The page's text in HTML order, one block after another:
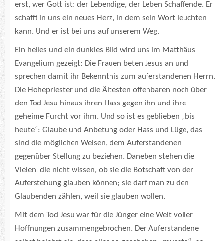
erst, wer Gott ist: der Lebendige, der Leben Schaffende. Er
schafft in uns ein neues Herz, in dem sein Wort leuchten
kann. Und er ist bei uns auf unserem Weg.
Ein helles und ein dunkles Bild wird uns im Matthäus
Evangelium gezeigt: Die Frauen beten Jesus an und
sprechen damit ihr Bekenntnis zum auferstandenen Herrn.
Die Hohepriester und die Ältesten offenbaren noch über
den Tod Jesu hinaus ihren Hass gegen ihn und ihre
geheime Furcht vor ihm. Und so ist es geblieben „bis
heute“: Glaube und Anbetung oder Hass und Lüge, das
sind die möglichen Weisen, dem Auferstandenen
gegenüber Stellung zu beziehen. Daneben stehen die
Vielen, die nicht wissen, ob sie die Botschaft von der
Auferstehung glauben können; sie darf man zu den
Glaubenden zählen, weil sie glauben wollen.
Mit dem Tod Jesu war für die Jünger eine Welt voller
Hoffnungen zusammengebrochen. Der Auferstandene